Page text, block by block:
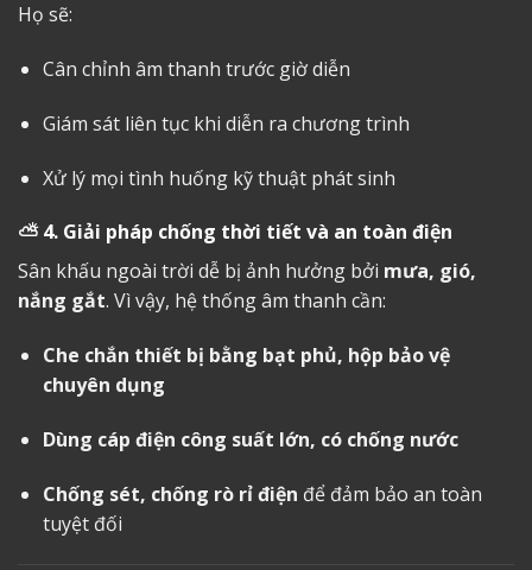
Họ sẽ:
Cân chỉnh âm thanh trước giờ diễn
Giám sát liên tục khi diễn ra chương trình
Xử lý mọi tình huống kỹ thuật phát sinh
⛅4. Giải pháp chống thời tiết và an toàn điện
Sân khấu ngoài trời dễ bị ảnh hưởng bởi mưa, gió,
nắng gắt. Vì vậy, hệ thống âm thanh cần:
Che chắn thiết bị bằng bạt phủ, hộp bảo vệ
chuyên dụng
Dùng cáp điện công suất lớn, có chống nước
Chống sét, chống rò rỉ điện để đảm bảo an toàn
tuyệt đối